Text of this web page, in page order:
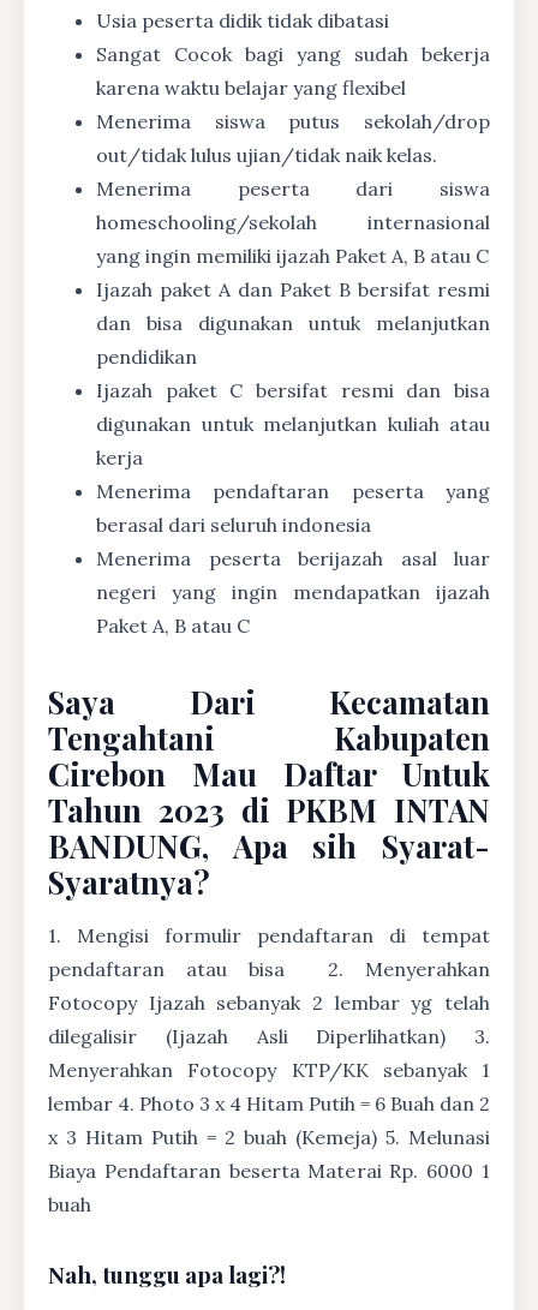
Usia peserta didik tidak dibatasi
Sangat Cocok bagi yang sudah bekerja
karena waktu belajar yang flexibel
Menerima siswa putus sekolah/drop
out/tidak lulus ujian/tidak naik kelas.
Menerima peserta dari siswa
homeschooling/sekolah internasional
yang ingin memiliki ijazah Paket A, B atau C
Ijazah paket A dan Paket B bersifat resmi
dan bisa digunakan untuk melanjutkan
pendidikan
Ijazah paket C bersifat resmi dan bisa
digunakan untuk melanjutkan kuliah atau
kerja
Menerima pendaftaran peserta yang
berasal dari seluruh indonesia
Menerima peserta berijazah asal luar
negeri yang ingin mendapatkan ijazah
Paket A, B atau C
Saya Dari Kecamatan
Tengahtani Kabupaten
Cirebon Mau Daftar Untuk
Tahun 2023 di PKBM INTAN
BANDUNG, Apa sih Syarat-
Syaratnya?
1. Mengisi formulir pendaftaran di tempat
pendaftaran atau bisa
2. Menyerahkan
Fotocopy Ijazah sebanyak 2 lembar yg telah
dilegalisir (Ijazah Asli Diperlihatkan) 3.
Menyerahkan Fotocopy KTP/KK sebanyak 1
lembar 4. Photo 3 x 4 Hitam Putih = 6 Buah dan 2
x 3 Hitam Putih = 2 buah (Kemeja) 5. Melunasi
Biaya Pendaftaran beserta Materai Rp. 6000 1
buah
Nah, tunggu apa lagi?!